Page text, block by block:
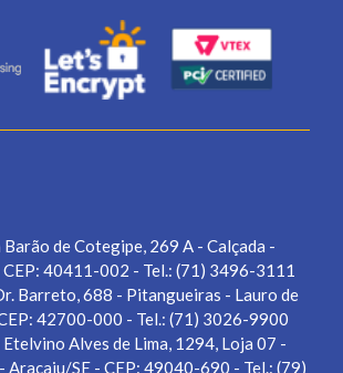
de Cotegipe, 269 A - Calçada -
40411-002 - Tel.: (71) 3496-3111
Barreto, 688 - Pitangueiras - Lauro de
42700-000 - Tel.: (71) 3026-9900
Alves de Lima, 1294, Loja 07 -
Aracaju/SE - CEP: 49040-690 - Tel.: (79)